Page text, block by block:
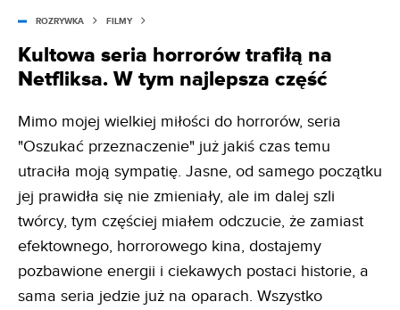
ROZRYWKA FILMY
Kultowa seria horrorów trafiłą na
Netfliksa. W tym najlepsza część
Mimo mojej wielkiej miłości do horrorów, seria
"Oszukać przeznaczenie" już jakiś czas temu
utraciła moją sympatię. Jasne, od samego początku
jej prawidła się nie zmieniały, ale im dalej szli
twórcy, tym częściej miałem odczucie, że zamiast
efektownego, horrorowego kina, dostajemy
pozbawione energii i ciekawych postaci historie, a
sama seria jedzie już na oparach. Wszystko